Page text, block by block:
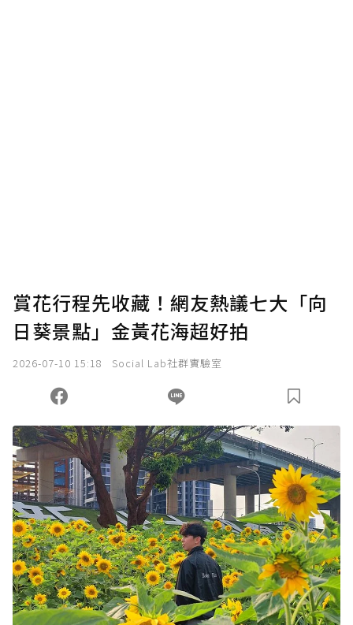
賞花行程先收藏！網友熱議七大「向
日葵景點」金黃花海超好拍
2026-07-10 15:18 Social Lab社群實驗室